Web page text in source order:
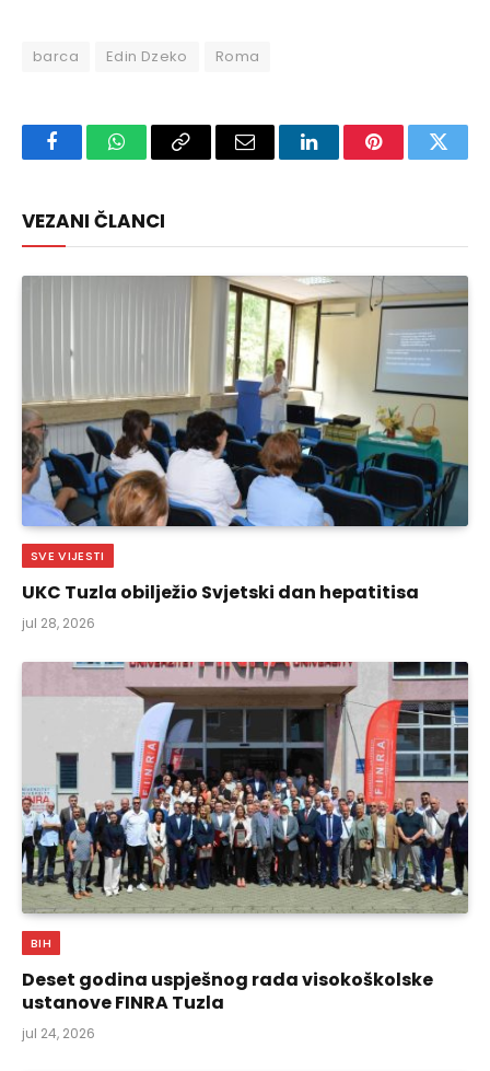
barca Edin Dzeko Roma
FacebookWhatsAppCopy
Email LinkedInPinterest
VEZANI ČLANCI
SVE VIJESTI
UKC Tuzla obilježio Svjetski dan hepatitisa
jul 28, 2026
BIH
Deset godina uspješnog rada visokoškolske
ustanove FINRA Tuzla
jul 24, 2026